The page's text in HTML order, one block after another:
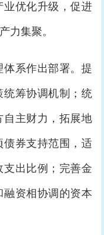
优化升级，促进
力集聚。
系作出部署。提
统筹协调机制；统
主财力，拓展地
券支持范围，适
出比例；完善金
资相协调的资本